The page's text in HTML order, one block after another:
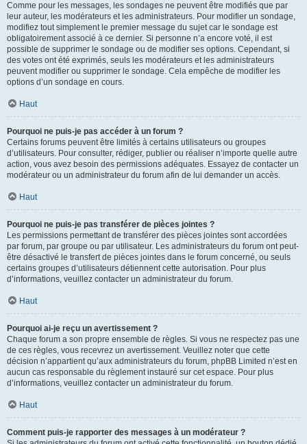
Comme pour les messages, les sondages ne peuvent être modifiés que par
leur auteur, les modérateurs et les administrateurs. Pour modifier un sondage,
modifiez tout simplement le premier message du sujet car le sondage est
obligatoirement associé à ce dernier. Si personne n’a encore voté, il est
possible de supprimer le sondage ou de modifier ses options. Cependant, si
des votes ont été exprimés, seuls les modérateurs et les administrateurs
peuvent modifier ou supprimer le sondage. Cela empêche de modifier les
options d’un sondage en cours.
Haut
Pourquoi ne puis-je pas accéder à un forum ?
Certains forums peuvent être limités à certains utilisateurs ou groupes
d’utilisateurs. Pour consulter, rédiger, publier ou réaliser n’importe quelle autre
action, vous avez besoin des permissions adéquates. Essayez de contacter un
modérateur ou un administrateur du forum afin de lui demander un accès.
Haut
Pourquoi ne puis-je pas transférer de pièces jointes ?
Les permissions permettant de transférer des pièces jointes sont accordées
par forum, par groupe ou par utilisateur. Les administrateurs du forum ont peut-
être désactivé le transfert de pièces jointes dans le forum concerné, ou seuls
certains groupes d’utilisateurs détiennent cette autorisation. Pour plus
d’informations, veuillez contacter un administrateur du forum.
Haut
Pourquoi ai-je reçu un avertissement ?
Chaque forum a son propre ensemble de règles. Si vous ne respectez pas une
de ces règles, vous recevrez un avertissement. Veuillez noter que cette
décision n’appartient qu’aux administrateurs du forum, phpBB Limited n’est en
aucun cas responsable du règlement instauré sur cet espace. Pour plus
d’informations, veuillez contacter un administrateur du forum.
Haut
Comment puis-je rapporter des messages à un modérateur ?